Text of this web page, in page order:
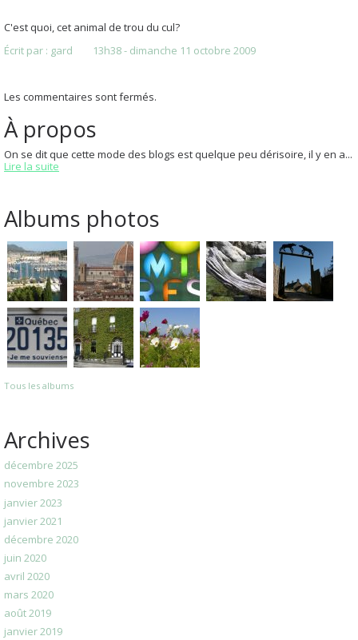
C'est quoi, cet animal de trou du cul?
Écrit par : gard 13h38- dimanche 11 octobre 2009
Les commentaires sont fermés.
À propos
On se dit que cette mode des blogs est quelque peu dérisoire, il y en a...
Lire la suite
Albums photos
Tous les albums
Archives
décembre 2025
novembre 2023
janvier 2023
janvier 2021
décembre 2020
juin 2020
avril 2020
mars 2020
août 2019
janvier 2019